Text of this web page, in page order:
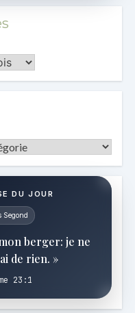
DU JOUR
Segond
berger: je ne
de rien. »
23:1